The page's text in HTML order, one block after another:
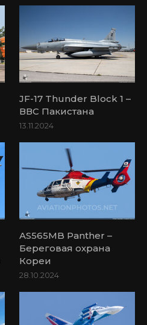
JF-17 Thunder Block 1 –
ВВС Пакистана
13.11.2024
AS565MB Panther –
Береговая охрана
Кореи
28.10.2024